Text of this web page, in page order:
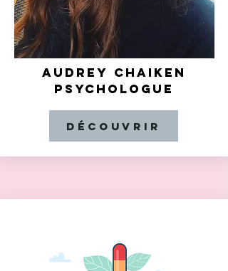
AUDREY CHAIKEN
PSYCHOLOGUE
Découvrir